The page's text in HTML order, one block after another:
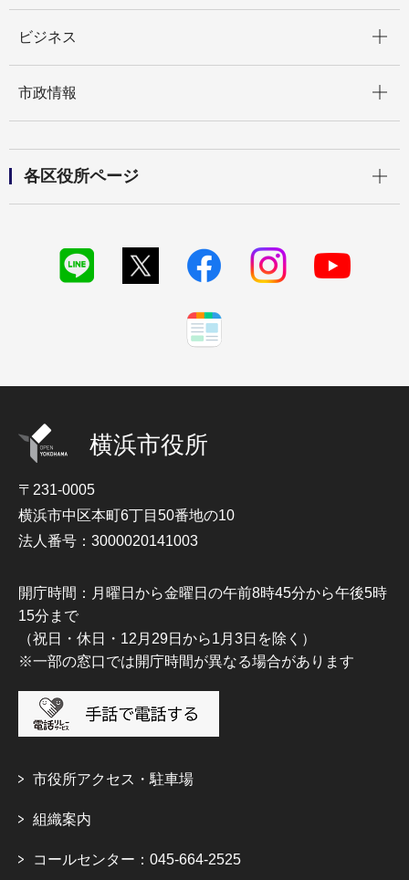
ビジネス
市政情報
各区役所ページ
横浜市役所
〒231-0005
横浜市中区本町6丁目50番地の10
法人番号：3000020141003
開庁時間：月曜日から金曜日の午前8時45分から午後5時
15分まで
（祝日・休日・12月29日から1月3日を除く）
※一部の窓口では開庁時間が異なる場合があります
市役所アクセス・駐車場
組織案内
コールセンター：045-664-2525